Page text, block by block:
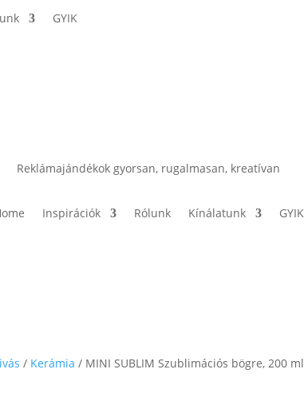
GYIK
Reklámajándékok gyorsan, rugalmasan, kreatívan
Inspirációk Rólunk Kínálatunk GYIK
/ Kerámia / MINI SUBLIM Szublimációs bögre, 200 ml